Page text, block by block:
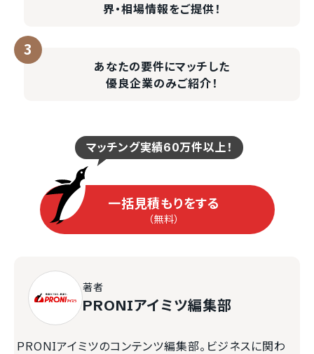
界・相場情報をご提供！
あなたの要件にマッチした
優良企業のみご紹介！
マッチング実績60万件以上！
一括見積もりをする
（無料）
著者
PRONIアイミツ編集部
PRONIアイミツのコンテンツ編集部。ビジネスに関わ